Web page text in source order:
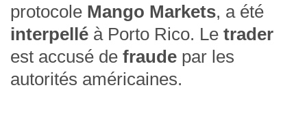
protocole Mango Markets, a été
interpellé à Porto Rico. Le trader
est accusé de fraude par les
autorités américaines.